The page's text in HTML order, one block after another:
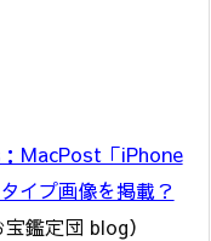
MacPost「iPhone
イプ画像を掲載？
宝鑑定団 blog）